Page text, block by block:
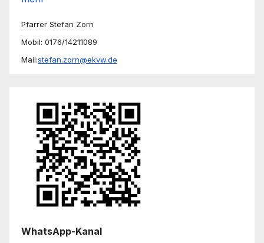
Pfarrer Stefan Zorn
Mobil: 0176/14211089
Mail:stefan.zorn@ekvw.de
WhatsApp-Kanal